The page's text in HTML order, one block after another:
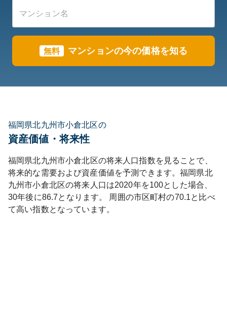
無料 マンションの今の価格を知る
福岡県北九州市小倉北区の
資産価値・将来性
福岡県北九州市小倉北区の将来人口指数を見ることで、
将来的な需要および資産価値を予測できます。福岡県北
九州市小倉北区の将来人口は2020年を100とした場合、
30年後に86.7となります。 周囲の市区町村の70.1と比べ
て高い指数となっています。